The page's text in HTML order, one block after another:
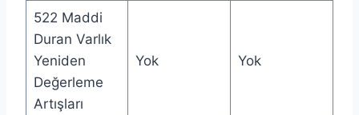
522 Maddi
Duran Varlık
Yeniden
Değerleme
Artışları
Yok Yok